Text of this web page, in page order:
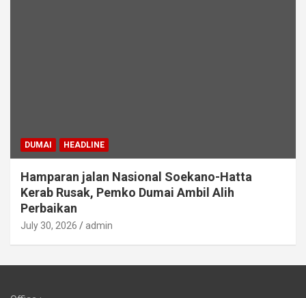
DUMAI HEADLINE
Hamparan jalan Nasional Soekano-Hatta
Kerab Rusak, Pemko Dumai Ambil Alih
Perbaikan
July 30, 2026 admin